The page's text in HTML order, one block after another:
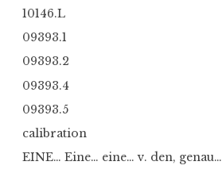
10146.L
09393.1
09393.2
09393.4
09393.5
calibration
EINE… Eine… eine… v. den, genau…